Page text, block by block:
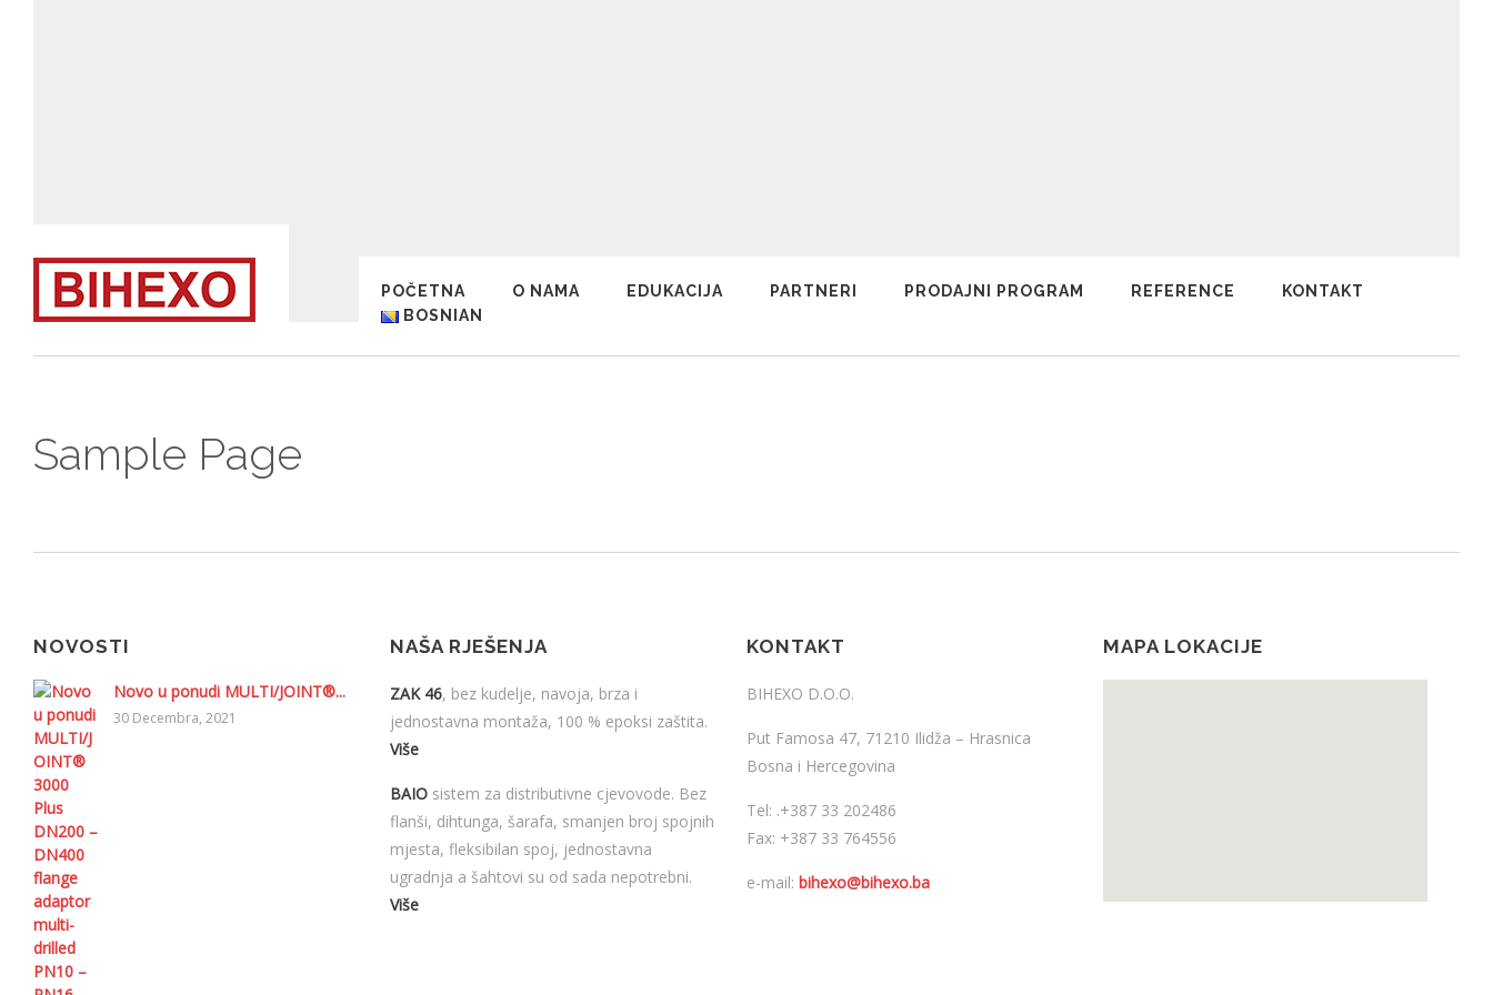
POČETNA O NAMA EDUKACIJA PARTNERI PRODAJNI PROGRAM REFERENCE
KONTAKT
BOSNIAN
Sample Page
NOVOSTI
Novo u ponudi MULTI/JOINT®...
30 Decembra, 2021
NAŠA RJEŠENJA
ZAK 46, bez kudelje, navoja, brza i
jednostavna montaža, 100 % epoksi zaštita.
Više
BAIOsistem za distributivne cjevovode. Bez
flanši, dihtunga, šarafa, smanjen broj spojnih
mjesta, fleksibilan spoj, jednostavna
ugradnja a šahtovi su od sada nepotrebni.
Više
KONTAKT
BIHEXO D.O.O.
Put Famosa 47, 71210 Ilidža – Hrasnica
Bosna i Hercegovina
Tel: .+387 33 202486
Fax: +387 33 764556
e-mail: bihexo@bihexo.ba
MAPA LOKACIJE